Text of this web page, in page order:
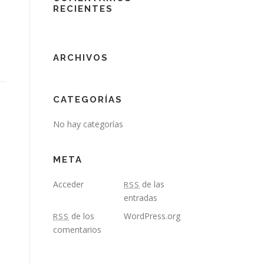
RECIENTES
ARCHIVOS
CATEGORÍAS
No hay categorías
META
Acceder RSS de las
entradas
RSS de los
comentarios
WordPress.org